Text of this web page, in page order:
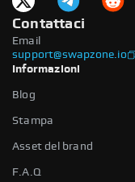
Contattaci
Email
support@swapzone.io
Informazioni
Blog
Stampa
Asset del brand
F.A.Q